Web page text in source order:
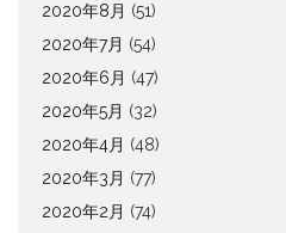
2020年8月 (51)
2020年7月 (54)
2020年6月 (47)
2020年5月 (32)
2020年4月 (48)
2020年3月 (77)
2020年2月 (74)